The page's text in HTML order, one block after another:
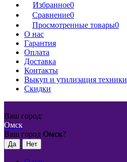
Избранное0
Сравнение0
Просмотренные товары0
О нас
Гарантия
Оплата
Доставка
Контакты
Выкуп и утилизация техники
Скидки
Ваш город:
Омск
Ваш город Омск?